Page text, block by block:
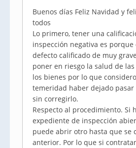
Buenos días Feliz Navidad y
todos
Lo primero, tener una
inspección negativa es porque
defecto calificado de muy
poner en riesgo la salud de
los bienes por lo que
temeridad haber dejado
sin corregirlo.
Respecto al procedimiento. Si
expediente de inspección
puede abrir otro hasta que se
anterior. Por lo que si